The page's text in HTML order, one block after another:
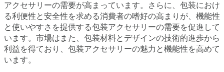
アクセサリーの需要が高まっています。さらに、包装におけ
る利便性と安全性を求める消費者の嗜好の高まりが、機能性
と使いやすさを提供する包装アクセサリーの需要を促進して
います。市場はまた、包装材料とデザインの技術的進歩から
利益を得ており、包装アクセサリーの魅力と機能性を高めて
います。